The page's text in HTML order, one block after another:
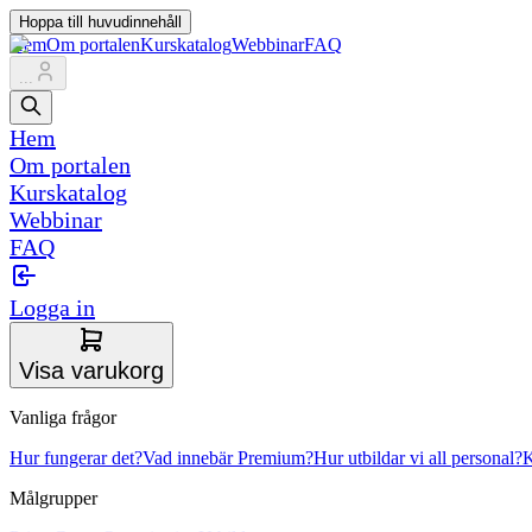
Hoppa till huvudinnehåll
HemOm portalenKurskatalogWebbinarFAQ
...
Hem
Om portalen
Kurskatalog
Webbinar
FAQ
Logga in
Visa varukorg
Vanliga frågor
Hur fungerar det?Vad innebär Premium?Hur utbildar vi all personal?
Målgrupper